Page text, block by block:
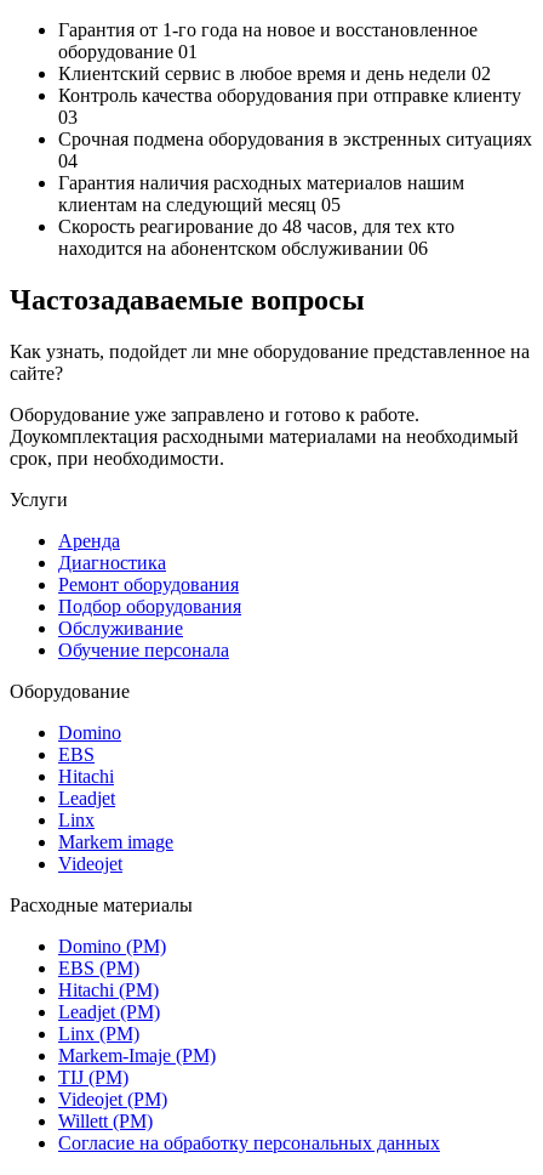
Гарантия от 1-го года на новое и восстановленное
оборудование 01
Клиентский сервис в любое время и день недели 02
Контроль качества оборудования при отправке клиенту
03
Срочная подмена оборудования в экстренных ситуациях
04
Гарантия наличия расходных материалов нашим
клиентам на следующий месяц 05
Скорость реагирование до 48 часов, для тех кто
находится на абонентском обслуживании 06
Частозадаваемые вопросы
Как узнать, подойдет ли мне оборудование представленное на
сайте?
Оборудование уже заправлено и готово к работе.
Доукомплектация расходными материалами на необходимый
срок, при необходимости.
Услуги
Аренда
Диагностика
Ремонт оборудования
Подбор оборудования
Обслуживание
Обучение персонала
Оборудование
Domino
EBS
Hitachi
Leadjet
Linx
Markem image
Videojet
Расходные материалы
Domino (РМ)
EBS (РМ)
Hitachi (РМ)
Leadjet (РМ)
Linx (РМ)
Markem-Imaje (РМ)
TIJ (РМ)
Videojet (РМ)
Willett (РМ)
Согласие на обработку персональных данных